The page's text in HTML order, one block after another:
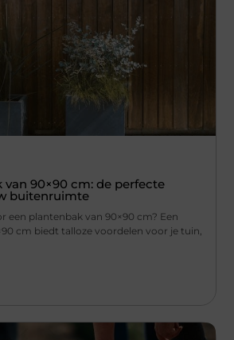
van 90×90 cm: de perfecte
buitenruimte
een plantenbak van 90×90 cm? Een
cm biedt talloze voordelen voor je tuin,